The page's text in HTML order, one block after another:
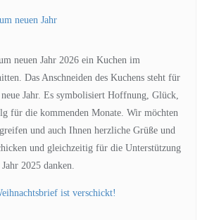
neuen Jahr
neuen Jahr 2026 ein Kuchen im
Das Anschneiden des Kuchens steht für
Jahr. Es symbolisiert Hoffnung, Glück,
für die kommenden Monate. Wir möchten
und auch Ihnen herzliche Grüße und
und gleichzeitig für die Unterstützung
2025 danken.
ist verschickt!